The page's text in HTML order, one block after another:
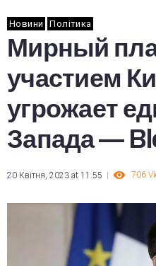
Новини Політика
Мирный
участием
угрожает
Запада —
20 Квітня, 2023 at 11:55 706